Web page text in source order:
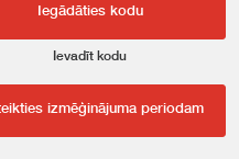
Iegādāties kodu
Ievadīt kodu
izmēģinājuma periodam